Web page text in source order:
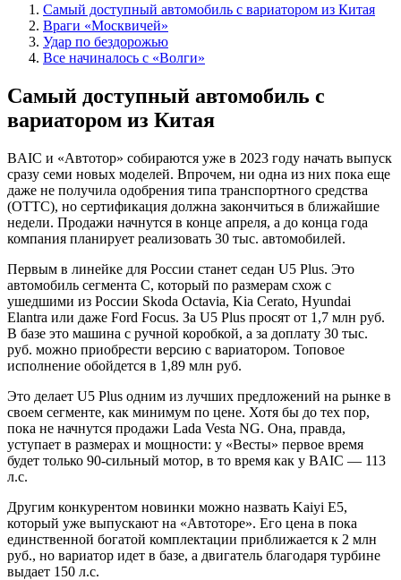
Самый доступный автомобиль с вариатором из Китая
Враги «Москвичей»
Удар по бездорожью
Все начиналось с «Волги»
Самый доступный автомобиль с
вариатором из Китая
BAIC и «Автотор» собираются уже в 2023 году начать выпуск
сразу семи новых моделей. Впрочем, ни одна из них пока еще
даже не получила одобрения типа транспортного средства
(ОТТС), но сертификация должна закончиться в ближайшие
недели. Продажи начнутся в конце апреля, а до конца года
компания планирует реализовать 30 тыс. автомобилей.
Первым в линейке для России станет седан U5 Plus. Это
автомобиль сегмента C, который по размерам схож с
ушедшими из России Skoda Octavia, Kia Cerato, Hyundai
Elantra или даже Ford Focus. За U5 Plus просят от 1,7 млн руб.
В базе это машина с ручной коробкой, а за доплату 30 тыс.
руб. можно приобрести версию с вариатором. Топовое
исполнение обойдется в 1,89 млн руб.
Это делает U5 Plus одним из лучших предложений на рынке в
своем сегменте, как минимум по цене. Хотя бы до тех пор,
пока не начнутся продажи Lada Vesta NG. Она, правда,
уступает в размерах и мощности: у «Весты» первое время
будет только 90-сильный мотор, в то время как у BAIC — 113
л.с.
Другим конкурентом новинки можно назвать Kaiyi E5,
который уже выпускают на «Автоторе». Его цена в пока
единственной богатой комплектации приближается к 2 млн
руб., но вариатор идет в базе, а двигатель благодаря турбине
выдает 150 л.с.